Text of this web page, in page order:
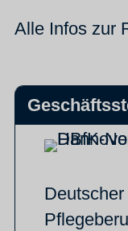
Alle Infos zur